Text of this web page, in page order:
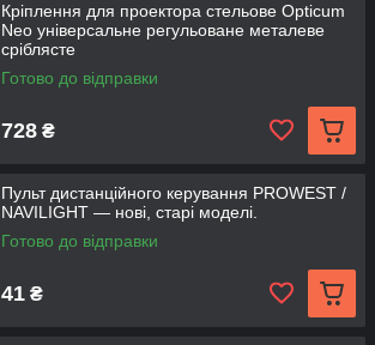
Кріплення для проектора стельове Opticum
Neo універсальне регульоване металеве
сріблясте
Готово до відправки
728 ₴
Пульт дистанційного керування PROWEST /
NAVILIGHT — нові, старі моделі.
Готово до відправки
41 ₴